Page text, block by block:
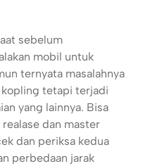
sebelum
mobil untuk
ternyata masalahnya
kopling tetapi terjadi
yang lainnya. Bisa
dan master
dan periksa kedua
perbedaan jarak